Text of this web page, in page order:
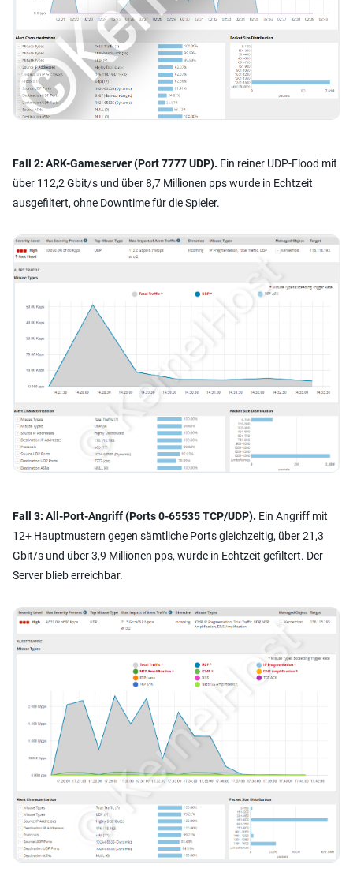
Fall 2: ARK-Gameserver (Port 7777 UDP). Ein reiner UDP-Flood mit
über 112,2 Gbit/s und über 8,7 Millionen pps wurde in Echtzeit
ausgefiltert, ohne Downtime für die Spieler.
Fall 3: All-Port-Angriff (Ports 0-65535 TCP/UDP). Ein Angriff mit
12+ Hauptmustern gegen sämtliche Ports gleichzeitig, über 21,3
Gbit/s und über 3,9 Millionen pps, wurde in Echtzeit gefiltert. Der
Server blieb erreichbar.